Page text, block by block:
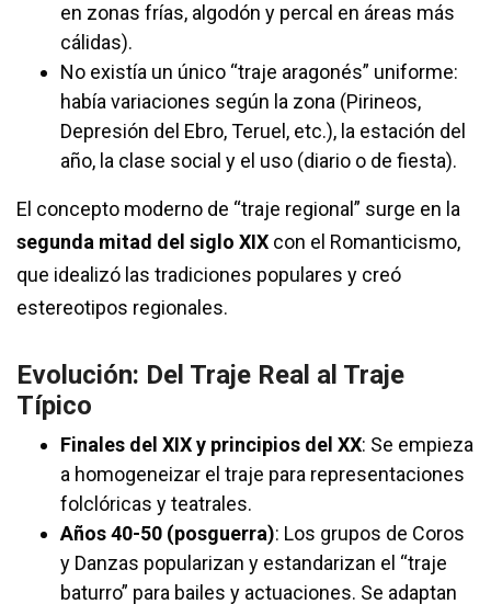
en zonas frías, algodón y percal en áreas más
cálidas).
No existía un único “traje aragonés” uniforme:
había variaciones según la zona (Pirineos,
Depresión del Ebro, Teruel, etc.), la estación del
año, la clase social y el uso (diario o de fiesta).
El concepto moderno de “traje regional” surge en la
segunda mitad del siglo XIX con el Romanticismo,
que idealizó las tradiciones populares y creó
estereotipos regionales.
Evolución: Del Traje Real al Traje
Típico
Finales del XIX y principios del XX: Se empieza
a homogeneizar el traje para representaciones
folclóricas y teatrales.
Años 40-50 (posguerra): Los grupos de Coros
y Danzas popularizan y estandarizan el “traje
baturro” para bailes y actuaciones. Se adaptan